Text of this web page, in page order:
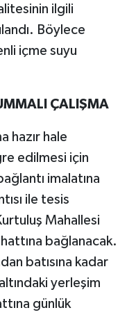
ilgili
Böylece
içme suyu
ÇALIŞMA
hazır hale
edilmesi için
imalatına
ile tesis
Mahallesi
bağlanacak.
batısına kadar
yerleşim
günlük